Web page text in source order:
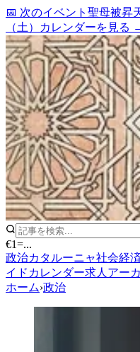
📅 次のイベント 聖母被昇
（土）
カレンダーを見る
€1=...
政治カタルーニャ社会経済
イド カレンダー求人 アー
ホーム›政治